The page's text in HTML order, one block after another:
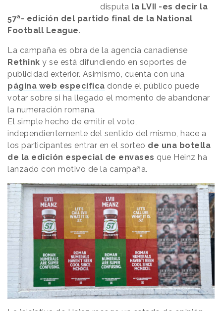
disputa la LVII -es decir la
57ª- edición del partido final de la National
Football League.
La campaña es obra de la agencia canadiense
Rethink y se está difundiendo en soportes de
publicidad exterior. Asimismo, cuenta con una
página web específica donde el público puede
votar sobre si ha llegado el momento de abandonar
la numeración romana.
El simple hecho de emitir el voto,
independientemente del sentido del mismo, hace a
los participantes entrar en el sorteo de una botella
de la edición especial de envases que Heinz ha
lanzado con motivo de la campaña.